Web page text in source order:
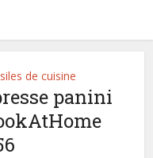
de cuisine
panini